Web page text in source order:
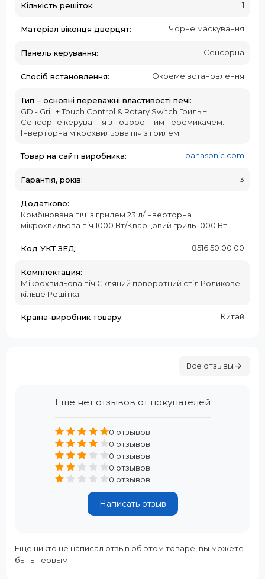
Кількість решіток: 1
Матеріал віконця дверцят: Чорне маскування
Панель керування: Сенсорна
Спосіб встановлення: Окреме встановлення
Тип – основні переважні властивості печі:
GD - Grill + Touch Control & Rotary Switch Гриль +
Сенсорне керування з поворотним перемикачем.
Інверторна мікрохвильова піч з грилем
Товар на сайті виробника: panasonic.com
Гарантія, років: 3
Додатково:
Комбінована піч із грилем 23 л/Інверторна
мікрохвильова піч 1000 Вт/Кварцовий гриль 1000 Вт
Код УКТ ЗЕД: 8516 50 00 00
Комплектация:
Мікрохвильова піч Скляний поворотний стіл Роликове
кільце Решітка
Країна-виробник товару: Китай
Все отзывы
Еще нет отзывов от покупателей
0 отзывов
0 отзывов
0 отзывов
0 отзывов
0 отзывов
Написать отзыв
Еще никто не написал отзыв об этом товаре, вы можете
быть первым.